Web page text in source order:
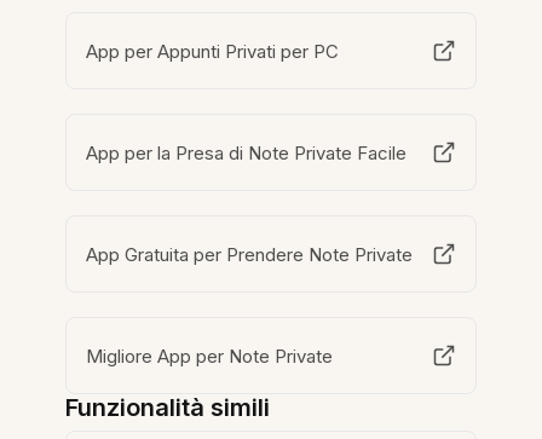
App per Appunti Privati per PC
App per la Presa di Note Private Facile
App Gratuita per Prendere Note Private
Migliore App per Note Private
Funzionalità simili